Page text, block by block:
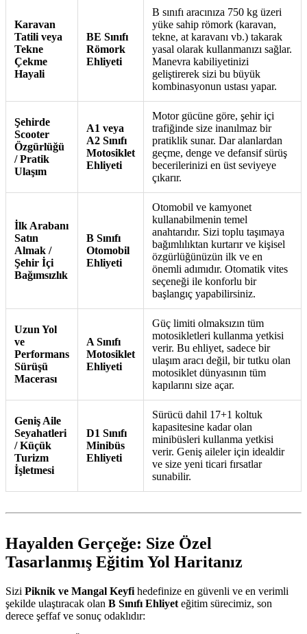
Karavan
Tatili veya
Tekne
Çekme
Hayali
BE Sınıfı
Römork
Ehliyeti
B sınıfı aracınıza 750 kg üzeri
yüke sahip römork (karavan,
tekne, at karavanı vb.) takarak
yasal olarak kullanmanızı sağlar.
Manevra kabiliyetinizi
geliştirerek sizi bu büyük
kombinasyonun ustası yapar.
Şehirde
Scooter
Özgürlüğü
/ Pratik
Ulaşım
A1 veya
A2 Sınıfı
Motosiklet
Ehliyeti
Motor gücüne göre, şehir içi
trafiğinde size inanılmaz bir
pratiklik sunar. Dar alanlardan
geçme, denge ve defansif sürüş
becerilerinizi en üst seviyeye
çıkarır.
İlk Arabanı
Satın
Almak /
Şehir İçi
Bağımsızlık
B Sınıfı
Otomobil
Ehliyeti
Otomobil ve kamyonet
kullanabilmenin temel
anahtarıdır. Sizi toplu taşımaya
bağımlılıktan kurtarır ve kişisel
özgürlüğünüzün ilk ve en
önemli adımıdır. Otomatik vites
seçeneği ile konforlu bir
başlangıç yapabilirsiniz.
Uzun Yol
ve
Performans
Sürüşü
Macerası
A Sınıfı
Motosiklet
Ehliyeti
Güç limiti olmaksızın tüm
motosikletleri kullanma yetkisi
verir. Bu ehliyet, sadece bir
ulaşım aracı değil, bir tutku olan
motosiklet dünyasının tüm
kapılarını size açar.
Geniş Aile
Seyahatleri
/ Küçük
Turizm
İşletmesi
D1 Sınıfı
Minibüs
Ehliyeti
Sürücü dahil 17+1 koltuk
kapasitesine kadar olan
minibüsleri kullanma yetkisi
verir. Geniş aileler için idealdir
ve size yeni ticari fırsatlar
sunabilir.
Hayalden Gerçeğe: Size Özel
Tasarlanmış Eğitim Yol Haritanız
Sizi Piknik ve Mangal Keyfi hedefinize en güvenli ve en verimli
şekilde ulaştıracak olan B Sınıfı Ehliyet eğitim sürecimiz, son
derece şeffaf ve sonuç odaklıdır: